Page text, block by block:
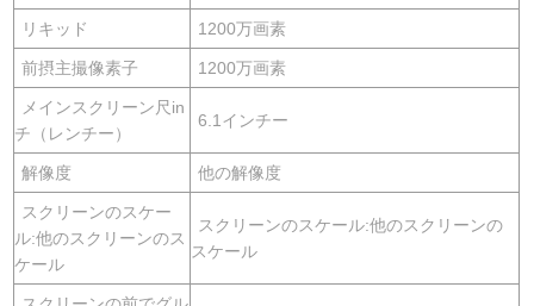
リキッド 1200万画素
前摂主撮像素子 1200万画素
メインスクリーン尺in
チ（レンチー）
6.1インチー
解像度 他の解像度
スクリーンのスケー
ル:他のスクリーンのス
ケール
スクリーンのスケール:他のスクリーンの
スケール